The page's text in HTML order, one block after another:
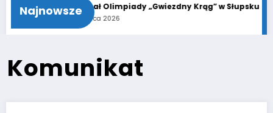
Najnowsze
Krąg” 21. Finał Olimpiady „Gwiezdny Krąg” w Słupsku
11 czerwca 2026
Komunikat